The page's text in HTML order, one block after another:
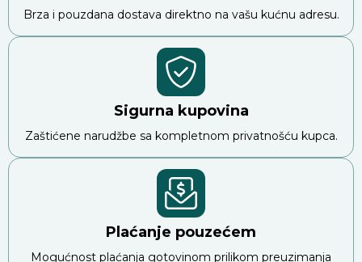
Brza i pouzdana dostava direktno na vašu kućnu adresu.
Sigurna kupovina
Zaštićene narudžbe sa kompletnom privatnošću kupca.
Plaćanje pouzećem
Mogućnost plaćanja gotovinom prilikom preuzimanja